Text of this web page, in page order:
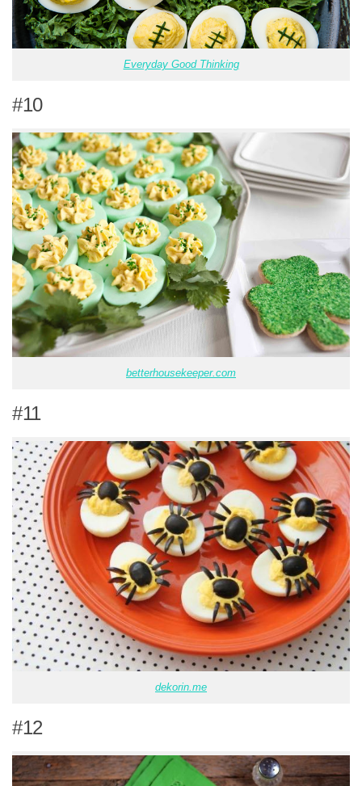
Everyday Good Thinking
#10
betterhousekeeper.com
#11
dekorin.me
#12